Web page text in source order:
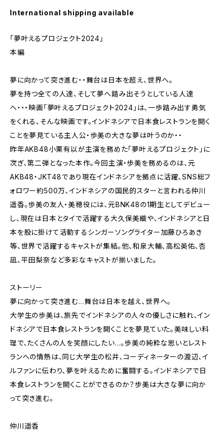
International shipping available
「夢叶えるプロジェクト2024」
本編
夢に向かって突き進む・・舞台は日本を超え、世界へ。
夢を持つ全ての人達、そして夢へ踏み出そうとしている人達
へ・・・映画「夢叶えるプロジェクト2024」は、一歩踏み出す勇気
をくれる、そんな映画です。インドネシアで日本食レストランを開く
ことを夢見ている主人公・歩美の大きな夢は叶うのか・・
昨年AKB48小栗有以が主演を務めた「夢叶えるプロジェクト」に
次ぎ、第二弾となった本作。今回主演・歩美を務めるのは、元
AKB48・JKT48であり現在インドネシアを拠点に活躍、SNS総フ
ォロワー約500万、インドネシアの国民的スターと言われる仲川
遥香。歩美の友人・美穂役には、元BNK48の1期生としてデビュー
し、現在は日本とタイで活躍する大久保美織や、インドネシアと日
本を股に掛けて活動するシンガーソングライター加藤ひろあき
等、世界で活躍するキャストが集結。他、和泉大輔、高松英佑、杏
凪、平田梨奈など多彩なキャストが揃いました。
ストーリー
夢に向かって突き進む…舞台は日本を越え、世界へ。
大学生の歩美は、旅先でインドネシアの人々の優しさに触れ、イン
ドネシアで日本食レストランを開くことを夢見ていた。美味しい料
理で、たくさんの人を笑顔にしたい…。歩美の純粋な思いとレスト
ランへの情熱は、同じ大学生の松井、コーディネーターの渡辺、イ
ルファンに伝わり、夢を叶えるために奮闘する。インドネシアで日
本食レストランを開くことができるのか？歩美は大きな夢に向か
って突き進む。
仲川遥香